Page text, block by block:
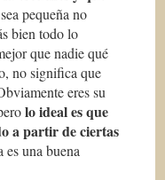
pequeña no
bien todo lo
que nadie qué
no significa que
eres su
lo ideal es que
a partir de ciertas
es una buena